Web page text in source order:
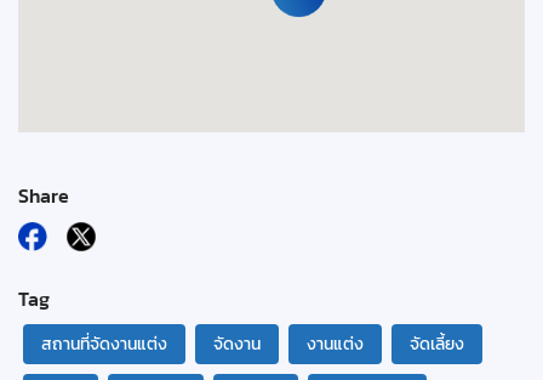
Share
Tag
สถานที่จัดงานแต่ง จัดงาน งานแต่ง
จัดเลี้ยง